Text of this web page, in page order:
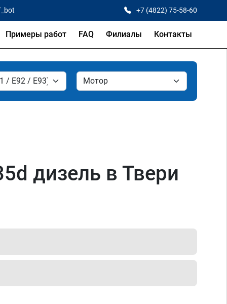
+7 (4822) 75-58-60
Примеры работ FAQ Филиалы Контакты
дизель в Твери